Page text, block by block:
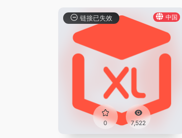
中国
0 7,522
链接已失效